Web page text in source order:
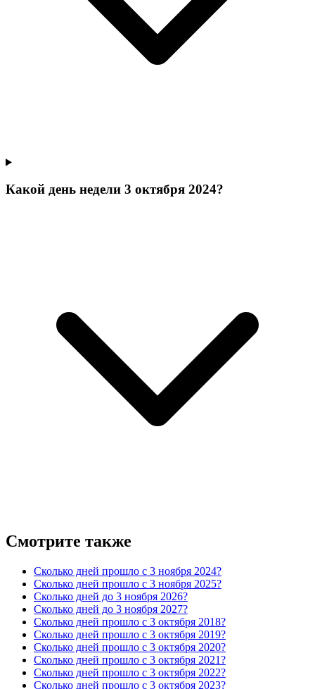
Какой день недели 3 октября 2024?
Смотрите также
Сколько дней прошло с 3 ноября 2024?
Сколько дней прошло с 3 ноября 2025?
Сколько дней до 3 ноября 2026?
Сколько дней до 3 ноября 2027?
Сколько дней прошло с 3 октября 2018?
Сколько дней прошло с 3 октября 2019?
Сколько дней прошло с 3 октября 2020?
Сколько дней прошло с 3 октября 2021?
Сколько дней прошло с 3 октября 2022?
Сколько дней прошло с 3 октября 2023?